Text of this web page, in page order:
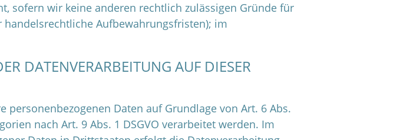
sofern wir keine anderen rechtlich zulässigen Gründe für
handelsrechtliche Aufbewahrungsfristen); im
DATENVERARBEITUNG AUF DIESER
Daten auf Grundlage von Art. 6 Abs.
nach Art. 9 Abs. 1 DSGVO verarbeitet werden. Im